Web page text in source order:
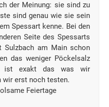
der Meinung: sie sind zu
sind genau wie sie sein
Spessart kenne. Bei den
Seite des Spessarts
Sulzbach am Main schon
das weniger Pöckelsalz
ist exakt das was wir
wir erst noch testen.
Feiertage